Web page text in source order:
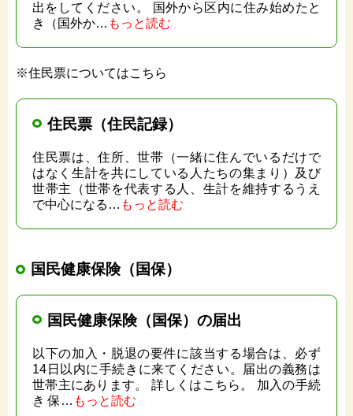
出をしてください。 国外から区内に住み始めたと
き（国外か… もっと読む
※住民票についてはこちら
住民票（住民記録）
住民票は、住所、世帯（一緒に住んでいるだけで
はなく生計を共にしている人たちの集まり）及び
世帯主（世帯を代表する人、生計を維持するうえ
で中心になる… もっと読む
国民健康保険（国保）
国民健康保険（国保）の届出
以下の加入・脱退の要件に該当する場合は、必ず
14日以内に手続きに来てください。届出の義務は
世帯主にあります。 詳しくはこちら。 加入の手続
き 保… もっと読む